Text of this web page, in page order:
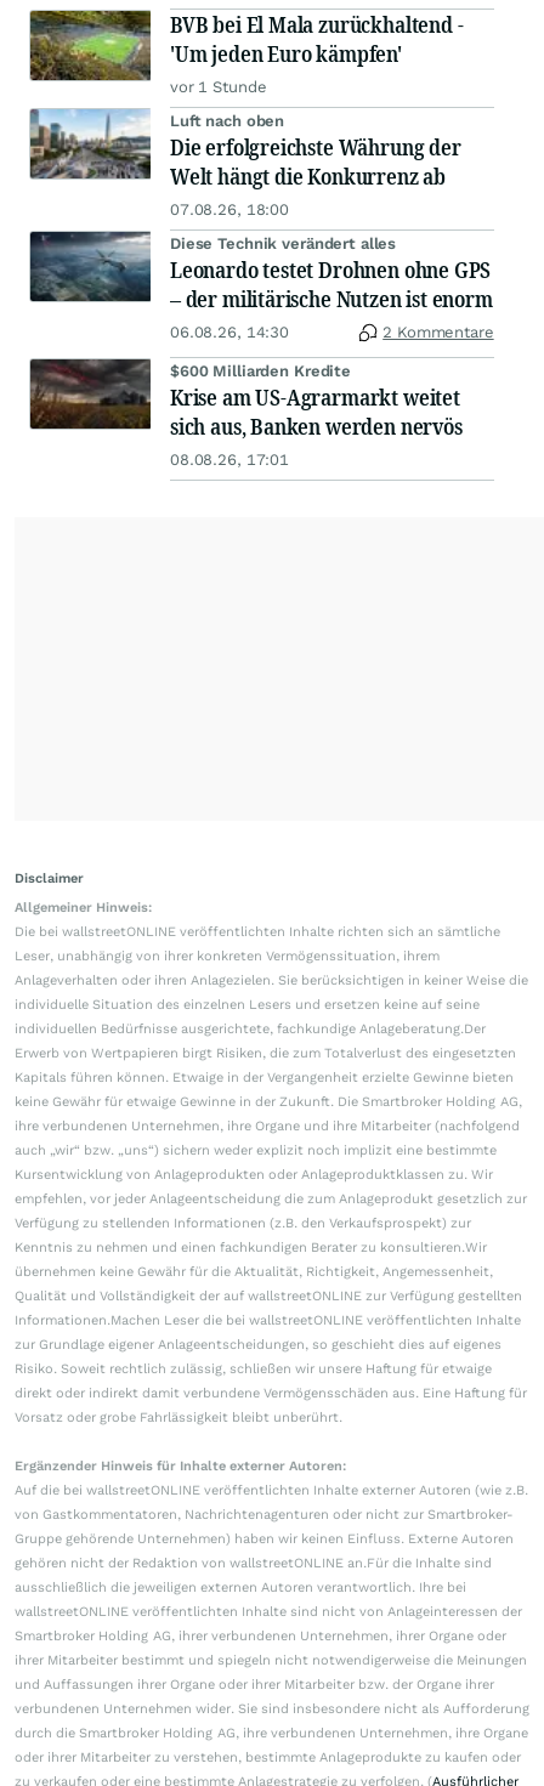
BVB bei El Mala zurückhaltend -
'Um jeden Euro kämpfen'
vor 1 Stunde
Luft nach oben
Die erfolgreichste Währung der
Welt hängt die Konkurrenz ab
07.08.26, 18:00
Diese Technik verändert alles
Leonardo testet Drohnen ohne GPS
– der militärische Nutzen ist enorm
06.08.26, 14:30 2 Kommentare
$600 Milliarden Kredite
Krise am US-Agrarmarkt weitet
sich aus, Banken werden nervös
08.08.26, 17:01
Disclaimer
Allgemeiner Hinweis:
Die bei wallstreetONLINE veröffentlichten Inhalte richten sich an sämtliche
Leser, unabhängig von ihrer konkreten Vermögenssituation, ihrem
Anlageverhalten oder ihren Anlagezielen. Sie berücksichtigen in keiner Weise die
individuelle Situation des einzelnen Lesers und ersetzen keine auf seine
individuellen Bedürfnisse ausgerichtete, fachkundige Anlageberatung.Der
Erwerb von Wertpapieren birgt Risiken, die zum Totalverlust des eingesetzten
Kapitals führen können. Etwaige in der Vergangenheit erzielte Gewinne bieten
keine Gewähr für etwaige Gewinne in der Zukunft. Die Smartbroker Holding AG,
ihre verbundenen Unternehmen, ihre Organe und ihre Mitarbeiter (nachfolgend
auch „wir“ bzw. „uns“) sichern weder explizit noch implizit eine bestimmte
Kursentwicklung von Anlageprodukten oder Anlageproduktklassen zu. Wir
empfehlen, vor jeder Anlageentscheidung die zum Anlageprodukt gesetzlich zur
Verfügung zu stellenden Informationen (z.B. den Verkaufsprospekt) zur
Kenntnis zu nehmen und einen fachkundigen Berater zu konsultieren.Wir
übernehmen keine Gewähr für die Aktualität, Richtigkeit, Angemessenheit,
Qualität und Vollständigkeit der auf wallstreetONLINE zur Verfügung gestellten
Informationen.Machen Leser die bei wallstreetONLINE veröffentlichten Inhalte
zur Grundlage eigener Anlageentscheidungen, so geschieht dies auf eigenes
Risiko. Soweit rechtlich zulässig, schließen wir unsere Haftung für etwaige
direkt oder indirekt damit verbundene Vermögensschäden aus. Eine Haftung für
Vorsatz oder grobe Fahrlässigkeit bleibt unberührt.
Ergänzender Hinweis für Inhalte externer Autoren:
Auf die bei wallstreetONLINE veröffentlichten Inhalte externer Autoren (wie z.B.
von Gastkommentatoren, Nachrichtenagenturen oder nicht zur Smartbroker-
Gruppe gehörende Unternehmen) haben wir keinen Einfluss. Externe Autoren
gehören nicht der Redaktion von wallstreetONLINE an.Für die Inhalte sind
ausschließlich die jeweiligen externen Autoren verantwortlich. Ihre bei
wallstreetONLINE veröffentlichten Inhalte sind nicht von Anlageinteressen der
Smartbroker Holding AG, ihrer verbundenen Unternehmen, ihrer Organe oder
ihrer Mitarbeiter bestimmt und spiegeln nicht notwendigerweise die Meinungen
und Auffassungen ihrer Organe oder ihrer Mitarbeiter bzw. der Organe ihrer
verbundenen Unternehmen wider. Sie sind insbesondere nicht als Aufforderung
durch die Smartbroker Holding AG, ihre verbundenen Unternehmen, ihre Organe
oder ihrer Mitarbeiter zu verstehen, bestimmte Anlageprodukte zu kaufen oder
zu verkaufen oder eine bestimmte Anlagestrategie zu verfolgen. (Ausführlicher